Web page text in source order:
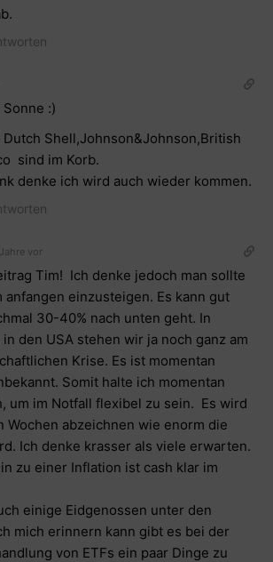
:)
Dutch Shell,Johnson&Johnson,British
sind im Korb.
denke ich wird auch wieder kommen.
vor
Tim! Ich denke jedoch man sollte
anfangen einzusteigen. Es kann gut
30-40% nach unten geht. In
den USA stehen wir ja noch ganz am
Krise. Es ist momentan
Somit halte ich momentan
um im Notfall flexibel zu sein. Es wird
Wochen abzeichnen wie enorm die
Ich denke krasser als viele erwarten.
zu einer Inflation ist cash klar im
einige Eidgenossen unter den
mich erinnern kann gibt es bei der
von ETFs ein paar Dinge zu